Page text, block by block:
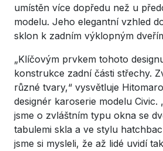
umístěn více dopředu než u
modelu. Jeho elegantní vzhled
sklon k zadním výklopným
„Klíčovým prvkem tohoto
konstrukce zadní části střechy.
různé tvary,“ vysvětluje
designér karoserie modelu Civic.
jsme o zvláštním typu okna se
tabulemi skla a ve stylu
jsme si mysleli, že až lidé uvidí